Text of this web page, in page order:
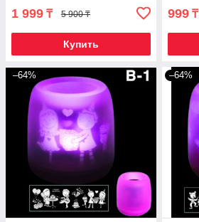
1 999 ₸ 5 900 ₸
Купить
999 ₸
–64% –64%